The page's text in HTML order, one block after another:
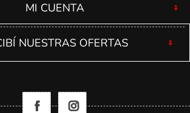
MI CUENTA
NUESTRAS OFERTAS